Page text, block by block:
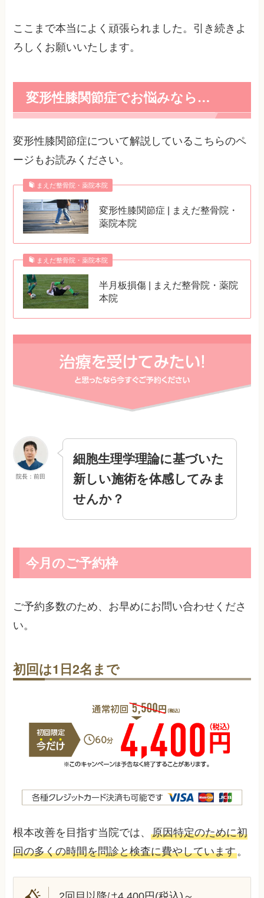
ここまで本当によく頑張られました。引き続きよ
ろしくお願いいたします。
変形性膝関節症でお悩みなら…
変形性膝関節症について解説しているこちらのペ
ージもお読みください。
まえだ整骨院・薬院本院
変形性膝関節症 | まえだ整骨院・
薬院本院
まえだ整骨院・薬院本院
半月板損傷 | まえだ整骨院・薬院
本院
院長：前田
細胞生理学理論に基づいた
新しい施術を体感してみま
せんか？
今月のご予約枠
ご予約多数のため、お早めにお問い合わせくださ
い。
初回は1日2名まで
根本改善を目指す当院では、原因特定のために初
回の多くの時間を問診と検査に費やしています。